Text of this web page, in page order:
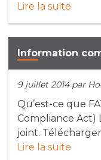
Lire la suite
9 juillet 2014 par
Qu’est-ce que
Compliance Act)
joint.
Lire la suite